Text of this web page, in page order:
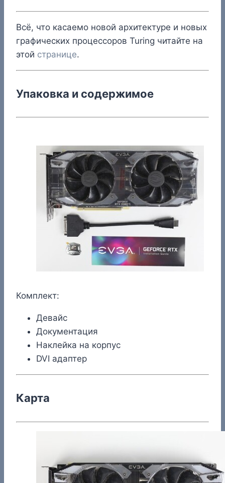
Всё, что касаемо новой архитектуре и новых
графических процессоров Turing читайте на
этой странице.
Упаковка и содержимое
Комплект:
Девайс
Документация
Наклейка на корпус
DVI адаптер
Карта